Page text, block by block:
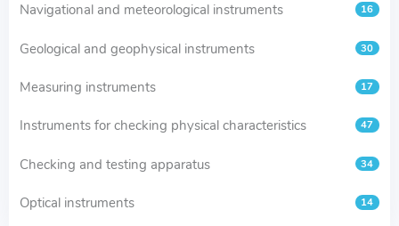
16
Navigational and meteorological instruments
30
Geological and geophysical instruments
17
Measuring instruments
47
Instruments for checking physical characteristics
34
Checking and testing apparatus
14
Optical instruments